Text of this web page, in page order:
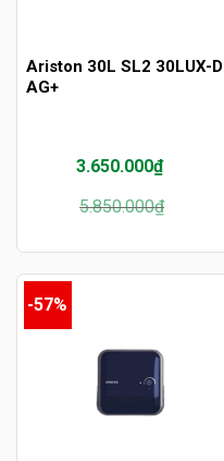
Ariston 30L SL2 30LUX-D
AG+
5.850.000₫
Giá
gốc
5.850.000₫.
3.650.000₫
Giá
hiện
là:
3.650.000₫.
-57%